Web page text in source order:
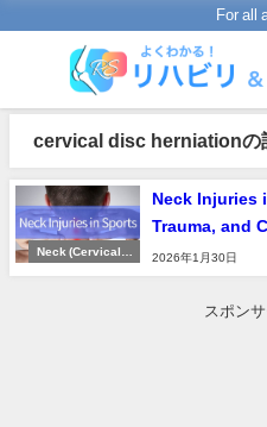
For all
cervical disc herniationの
Neck (Cervical S
Neck Injuries
Trauma, and
2026年1月30日
スポン